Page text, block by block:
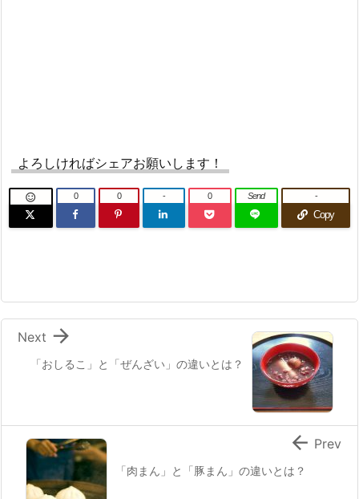
よろしければシェアお願いします！
 0 0 - 0 Send
Copy
-
「おしるこ」と「ぜんざい」の違いとは？

Next
「肉まん」と「豚まん」の違いとは？
 Prev